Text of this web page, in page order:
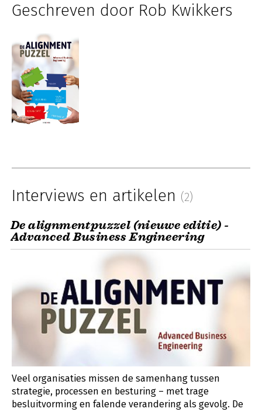
Geschreven door Rob Kwikkers
Interviews en artikelen (2)
De alignmentpuzzel (nieuwe editie) -
Advanced Business Engineering
Veel organisaties missen de samenhang tussen
strategie, processen en besturing – met trage
besluitvorming en falende verandering als gevolg. De